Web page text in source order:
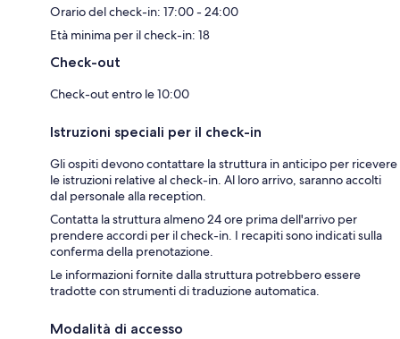
Orario del check-in: 17:00 - 24:00
Età minima per il check-in: 18
Check-out
Check-out entro le 10:00
Istruzioni speciali per il check-in
Gli ospiti devono contattare la struttura in anticipo per ricevere
le istruzioni relative al check-in. Al loro arrivo, saranno accolti
dal personale alla reception.
Contatta la struttura almeno 24 ore prima dell'arrivo per
prendere accordi per il check-in. I recapiti sono indicati sulla
conferma della prenotazione.
Le informazioni fornite dalla struttura potrebbero essere
tradotte con strumenti di traduzione automatica.
Modalità di accesso